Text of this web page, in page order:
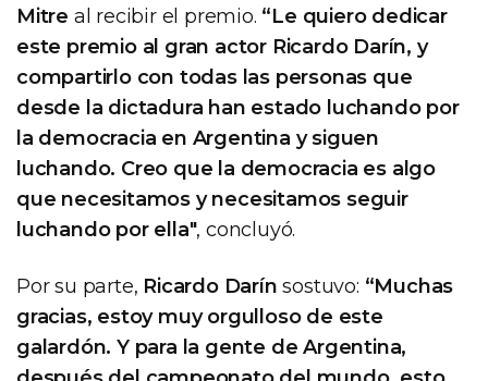
Mitre al recibir el premio. “Le quiero dedicar
este premio al gran actor Ricardo Darín, y
compartirlo con todas las personas que
desde la dictadura han estado luchando por
la democracia en Argentina y siguen
luchando. Creo que la democracia es algo
que necesitamos y necesitamos seguir
luchando por ella", concluyó.
Por su parte, Ricardo Darín sostuvo: “Muchas
gracias, estoy muy orgulloso de este
galardón. Y para la gente de Argentina,